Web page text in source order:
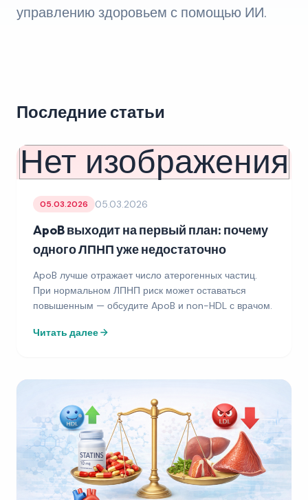
управлению здоровьем с помощью ИИ.
Последние статьи
Нет изображения
05.03.2026 05.03.2026
ApoB выходит на первый план: почему
одного ЛПНП уже недостаточно
ApoB лучше отражает число атерогенных частиц.
При нормальном ЛПНП риск может оставаться
повышенным — обсудите ApoB и non-HDL с врачом.
Читать далее